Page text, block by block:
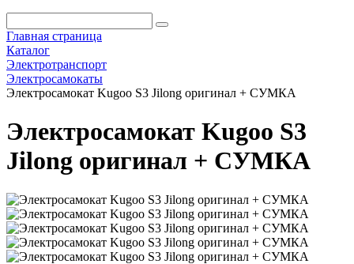
Главная страница
Каталог
Электротранспорт
Электросамокаты
Электросамокат Kugoo S3 Jilong оригинал + СУМКА
Электросамокат Kugoo S3
Jilong оригинал + СУМКА